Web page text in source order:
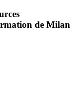
de Milan